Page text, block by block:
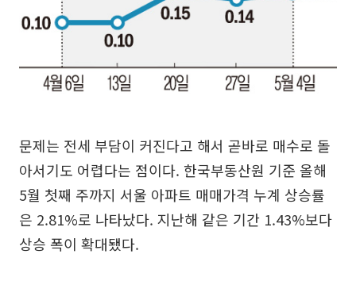
문제는 전세 부담이 커진다고 해서 곧바로 매수로 돌
아서기도 어렵다는 점이다. 한국부동산원 기준 올해
5월 첫째 주까지 서울 아파트 매매가격 누계 상승률
은 2.81%로 나타났다. 지난해 같은 기간 1.43%보다
상승 폭이 확대됐다.